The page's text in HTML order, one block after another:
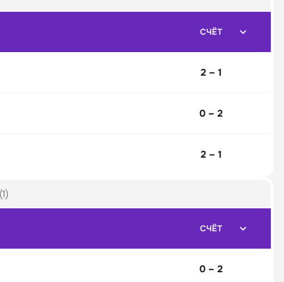
СЧЁТ
2 – 1
0 – 2
2 – 1
СЧЁТ
0 – 2